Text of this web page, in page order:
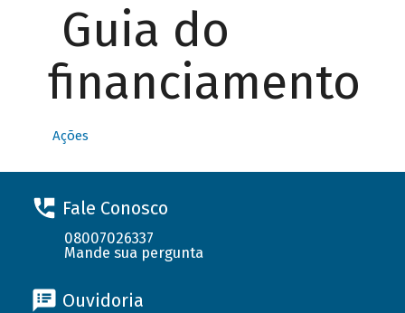
Guia do
financiamento
Ações
Fale Conosco
08007026337
Mande sua pergunta
Ouvidoria